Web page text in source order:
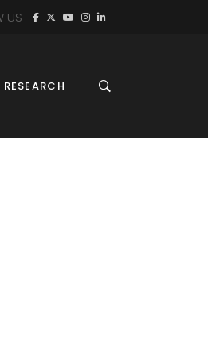
US
RESEARCH